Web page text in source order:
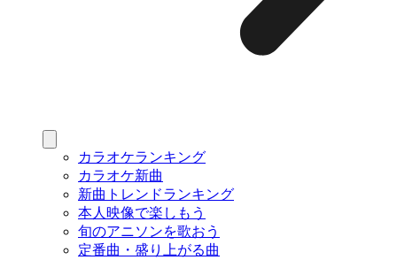
カラオケランキング
カラオケ新曲
新曲トレンドランキング
本人映像で楽しもう
旬のアニソンを歌おう
定番曲・盛り上がる曲